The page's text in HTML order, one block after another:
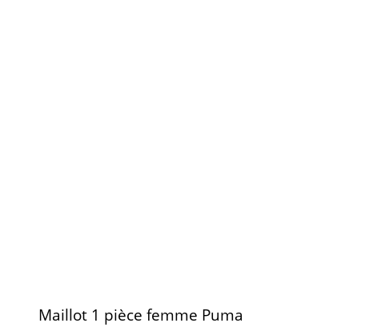
Maillot 1 pièce femme Puma